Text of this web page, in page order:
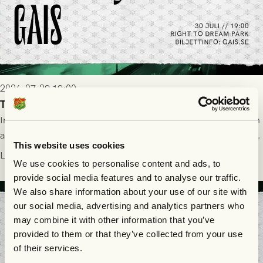
This website uses cookies
We use cookies to personalise content and ads, to
provide social media features and to analyse our traffic.
We also share information about your use of our site with
our social media, advertising and analytics partners who
may combine it with other information that you’ve
provided to them or that they’ve collected from your use
of their services.
2026-07-29 19:00
Truppen till FC Nordsjælland - GAIS 30/7
Imorgon torsdag spelar GAIS borta mot FC Nordsjælland i den
andra kvalmatchen till Conference League på Right to Dream
Park! Fredrik Holmberg och ledarstaben har tagit ut följande
trupp till matchen:
Läs mer